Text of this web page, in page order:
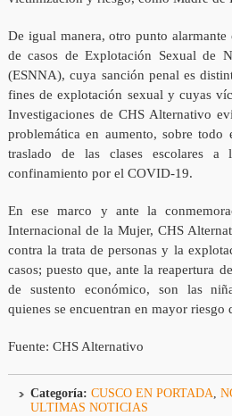
De igual manera, otro punto alarmante
de casos de Explotación Sexual de
(ESNNA), cuya sanción penal es
fines de explotación sexual y cuyas
Investigaciones de CHS Alternativo
problemática en aumento, sobre todo
traslado de las clases escolares
confinamiento por el COVID-19.
En ese marco y ante la
Internacional de la Mujer, CHS
contra la trata de personas y la
casos; puesto que, ante la reapertura
de sustento económico, son las
quienes se encuentran en mayor riesgo
Fuente: CHS Alternativo
Categoría: CUSCO EN PORTADA,
ULTIMAS NOTICIAS